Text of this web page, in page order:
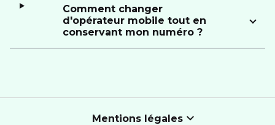
Comment changer
d'opérateur mobile tout en
conservant mon numéro ?
Mentions légales